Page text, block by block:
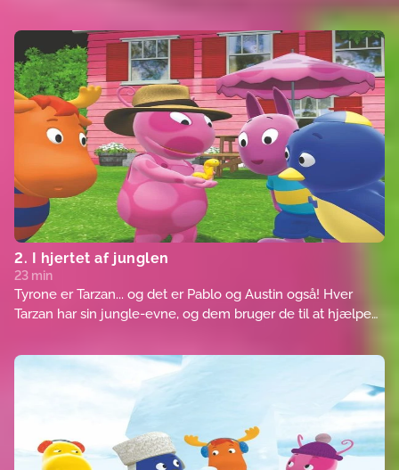
to hold og er sejlet ud på de syv have efter skatten. Hvem
finder den først? Og hvem går planken ud?
2. I hjertet af junglen
23 min
Tyrone er Tarzan... og det er Pablo og Austin også! Hver
Tarzan har sin jungle-evne, og dem bruger de til at hjælpe
hjælpe ormeren Ormus med at finde sit hjem i junglen - det
hele sat op i musical-stil a la Gilbert og Sullivan. Fuldfører
de deres mission? Eller tvinger den farefulde jungle dem til